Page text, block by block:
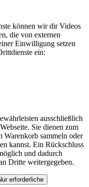
können wir dir Videos
die von externen
Einwilligung setzen
ein:
ausschließlich
Sie dienen zum
Warenkorb sammeln oder
kannst. Ein Rückschluss
und dadurch
Dritte weitergegeben.
erforderliche